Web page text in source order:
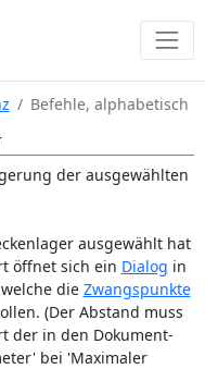
Befehle, alphabetisch
der ausgewählten
ausgewählt hat
öffnet sich ein Dialog in
die Zwangspunkte
(Der Abstand muss
der in den Dokument-
bei 'Maximaler